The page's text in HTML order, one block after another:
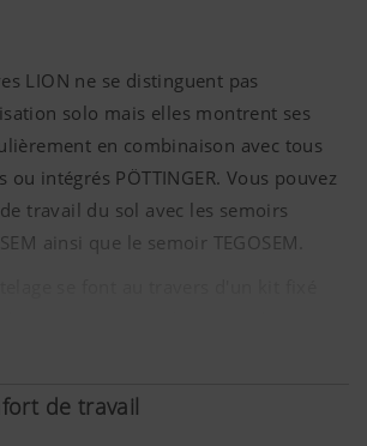
LION ne se distinguent pas
solo mais elles montrent ses
en combinaison avec tous
intégrés PÖTTINGER. Vous pouvez
travail du sol avec les semoirs
ainsi que le semoir TEGOSEM.
et le désaccouplement,
aucun outil.
de travail